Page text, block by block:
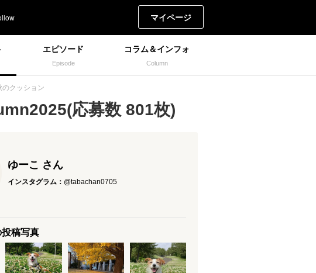
マイページ
エピソード
Episode
コラム＆インフォ
Column
のクッション
応募数 801枚)
ゆーこ さん
インスタグラム： @tabachan0705
稿写真